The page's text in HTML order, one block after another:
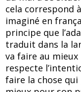
cela correspond
imaginé en
principe que
traduit dans la
va faire au
respecte
faire la chose